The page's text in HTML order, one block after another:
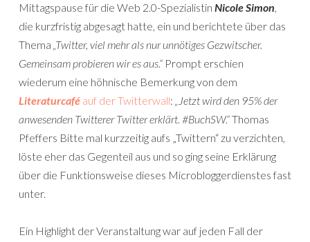
Mittagspause für die Web 2.0-Spezialistin Nicole Simon,
die kurzfristig abgesagt hatte, ein und berichtete über das
Thema „Twitter, viel mehr als nur unnötiges Gezwitscher.
Gemeinsam probieren wir es aus.“ Prompt erschien
wiederum eine höhnische Bemerkung von dem
Literaturcafé auf der Twitterwall: „Jetzt wird den 95% der
anwesenden Twitterer Twitter erklärt. #BuchSW.“Thomas
Pfeffers Bitte mal kurzzeitig aufs „Twittern“ zu verzichten,
löste eher das Gegenteil aus und so ging seine Erklärung
über die Funk­ti­ons­weise die­ses Micro­blog­ger­diens­tes fast
unter.
Ein Highlight der Veranstaltung war auf jeden Fall der